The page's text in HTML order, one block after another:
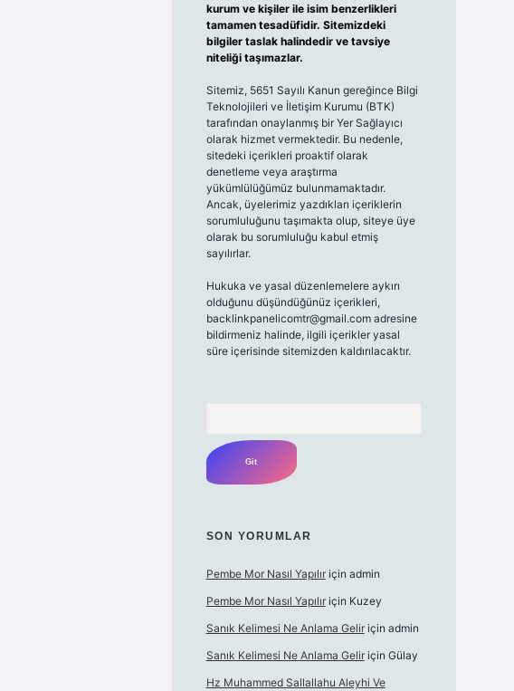
kurum ve kişiler ile isim benzerlikleri
tamamen tesadüfidir. Sitemizdeki
bilgiler taslak halindedir ve tavsiye
niteliği taşımazlar.
Sitemiz, 5651 Sayılı Kanun gereğince Bilgi
Teknolojileri ve İletişim Kurumu (BTK)
tarafından onaylanmış bir Yer Sağlayıcı
olarak hizmet vermektedir. Bu nedenle,
sitedeki içerikleri proaktif olarak
denetleme veya araştırma
yükümlülüğümüz bulunmamaktadır.
Ancak, üyelerimiz yazdıkları içeriklerin
sorumluluğunu taşımakta olup, siteye üye
olarak bu sorumluluğu kabul etmiş
sayılırlar.
Hukuka ve yasal düzenlemelere aykırı
olduğunu düşündüğünüz içerikleri,
backlinkpanelicomtr@gmail.comadresine
bildirmeniz halinde, ilgili içerikler yasal
süre içerisinde sitemizden kaldırılacaktır.
SON YORUMLAR
Pembe Mor Nasıl Yapılıriçin admin
Pembe Mor Nasıl Yapılıriçin Kuzey
Sanık Kelimesi Ne Anlama Geliriçin admin
Sanık Kelimesi Ne Anlama Geliriçin Gülay
Hz Muhammed Sallallahu Aleyhi Ve